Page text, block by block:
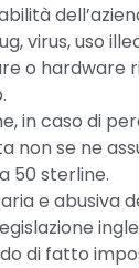
virus, uso
o hardware
in caso di
non se ne
50 sterline.
e abusiva
di fatto